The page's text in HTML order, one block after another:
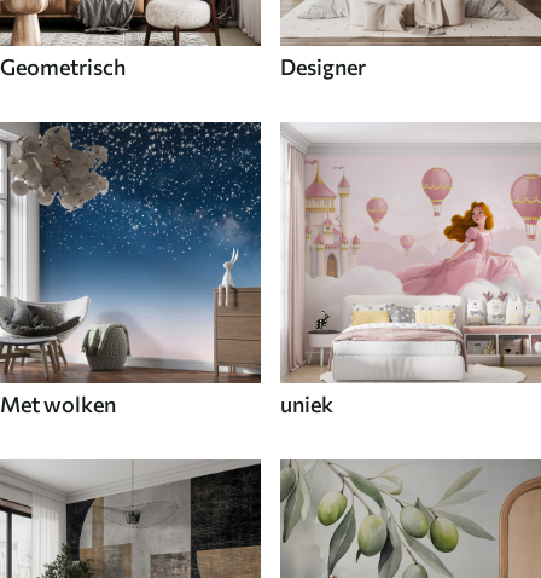
Geometrisch Designer
Met wolken uniek